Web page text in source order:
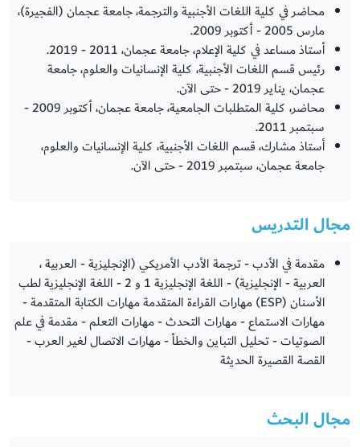
محاضر في كلية اللغات الأجنبية والترجمة، جامعة عجمان (الفجيرة)،
مارس 2005 - أكتوبر 2009.
أستاذ مساعد في كلية الإعلام، جامعة عجمان، 2011 - 2019.
رئيس قسم اللغات الأجنبية، كلية الإنسانيات والعلوم، جامعة
عجمان، يناير 2019 - حتى الآن.
محاضر، كلية المتطلبات الجامعية، جامعة عجمان، أكتوبر 2009 -
سبتمبر 2011.
أستاذ مشارك، قسم اللغات الأجنبية، كلية الإنسانيات والعلوم،
جامعة عجمان، سبتمبر 2019 - حتى الآن.
مجال التدريس
مقدمة في الأدب - ترجمة الأدب الأمريكي (الإنجليزية - العربية ،
العربية - الإنجليزية) - اللغة الإنجليزية 1 و 2 - اللغة الإنجليزية لطب
الأسنان (ESP) مهارات القراءة المتقدمة مهارات الكتابة المتقدمة -
مهارات الاستماع - مهارات التحدث - مهارات التعلم - مقدمة في علم
الصوتيات - تحليل التباين والخطأ - مهارات الاتصال لغير العرب -
القصة القصيرة الحديثة
مجال البحث